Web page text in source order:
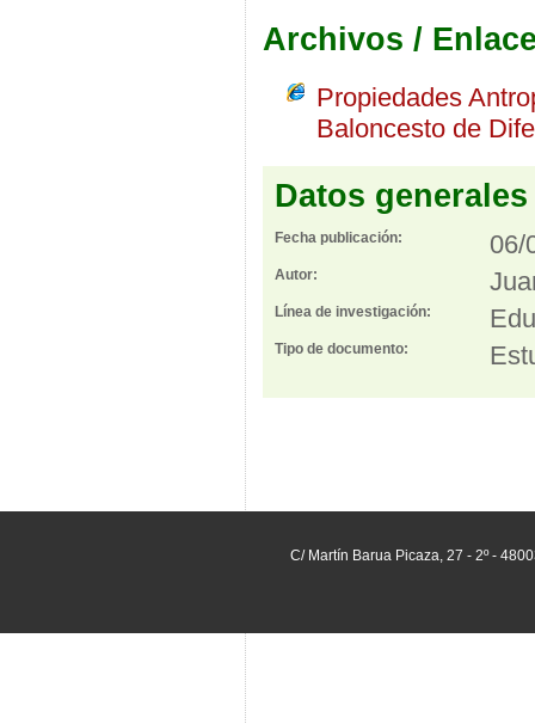
Archivos /
Propiedades
Baloncesto de
Datos generales
Fecha publicación: 06/
Autor:
Línea de investigación:
Tipo de documento:
C/ Martín Barua Picaza, 27 - 2º -